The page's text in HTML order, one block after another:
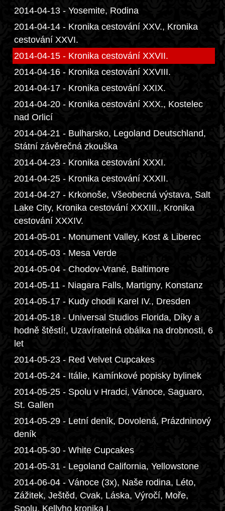
2014-04-13 - Yosemite, Rodina
2014-04-14 - Kronika cestování XXV., Kronika
cestování XXVI.
2014-04-15 - Kronika cestování XXVII.
2014-04-16 - Kronika cestování XXVIII.
2014-04-17 - Kronika cestování XXIX.
2014-04-20 - Kronika cestování XXX., Kostelec
nad Orlicí
2014-04-21 - Bulharsko, Legoland Deutschland,
Státní závěrečná zkouška
2014-04-23 - Kronika cestování XXXI.
2014-04-25 - Kronika cestování XXXII.
2014-04-27 - Krkonoše, Všeobecná výstava, Salt
Lake City, Kronika cestování XXXIII., Kronika
cestování XXXIV.
2014-05-01 - Monument Valley, Kost & Liberec
2014-05-03 - Mesa Verde
2014-05-04 - Chodov-Vrané, Baltimore
2014-05-11 - Niagara Falls, Martigny, Konstanz
2014-05-17 - Kudy chodil Karel IV., Dresden
2014-05-18 - Universal Studios Florida, Díky a
hodně štěstí!, Uzavíratelná obálka na drobnosti, 6
let
2014-05-23 - Red Velvet Cupcakes
2014-05-24 - Itálie, Kamínkové popisky bylinek
2014-05-25 - Spolu v Hradci, Vánoce, Saguaro,
St. Gallen
2014-05-29 - Letní deník, Dovolená, Prázdninový
deník
2014-05-30 - White Cupcakes
2014-05-31 - Legoland California, Yellowstone
2014-06-04 - Vánoce (3x), Naše rodina, Léto,
Zážitek, Ještěd, Cvak, Láska, Výročí, Moře,
Spolu, Kellyho kronika I.